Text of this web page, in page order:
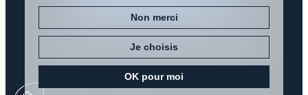
Politique de confidentialité
Gestion des cookies Plan du site
Non merci
Je choisis
OK pour moi